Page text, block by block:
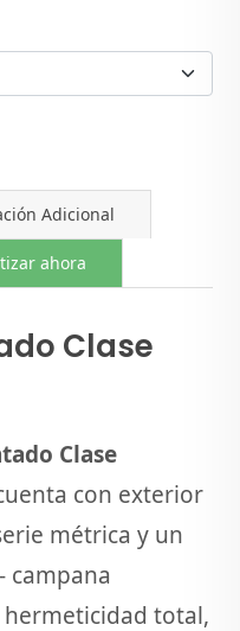
Adicional
ahora
Clase
Clase
con exterior
métrica y un
campana
total,